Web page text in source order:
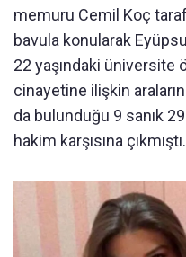
memuru Cemil Koç
bavula konularak
22 yaşındaki üniversite
cinayetine ilişkin
da bulunduğu 9 sanık
hakim karşısına çıkmıştı.